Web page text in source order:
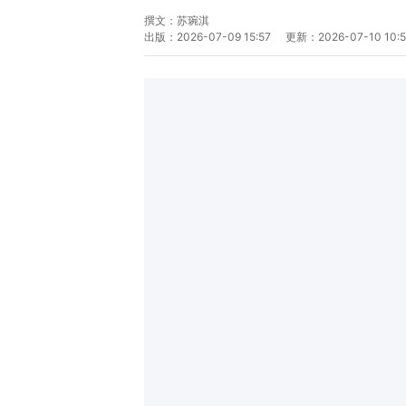
撰文： 苏琬淇
出版： 2026-07-09 15:57 更新： 2026-07-10